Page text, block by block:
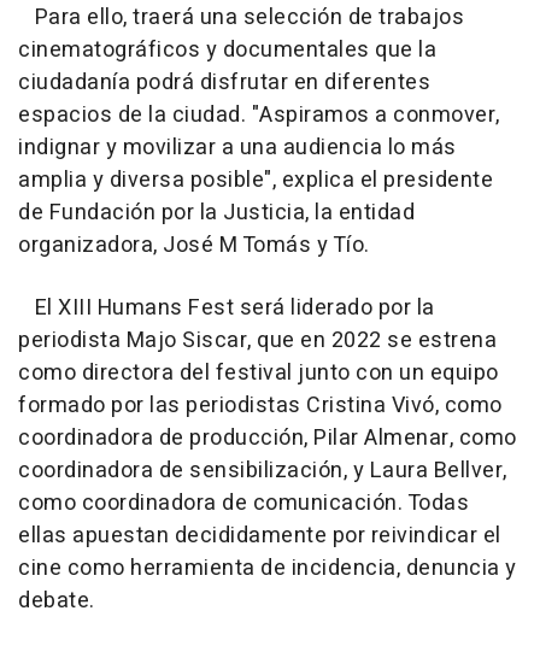
Para ello, traerá una selección de trabajos
cinematográficos y documentales que la
ciudadanía podrá disfrutar en diferentes
espacios de la ciudad. "Aspiramos a conmover,
indignar y movilizar a una audiencia lo más
amplia y diversa posible", explica el presidente
de Fundación por la Justicia, la entidad
organizadora, José M Tomás y Tío.
El XIII Humans Fest será liderado por la
periodista Majo Siscar, que en 2022 se estrena
como directora del festival junto con un equipo
formado por las periodistas Cristina Vivó, como
coordinadora de producción, Pilar Almenar, como
coordinadora de sensibilización, y Laura Bellver,
como coordinadora de comunicación. Todas
ellas apuestan decididamente por reivindicar el
cine como herramienta de incidencia, denuncia y
debate.